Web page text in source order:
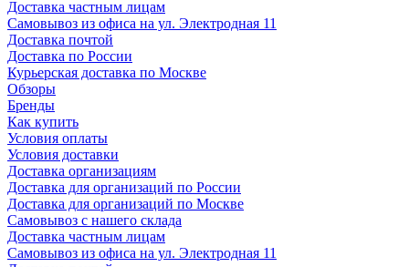
Доставка частным лицам
Самовывоз из офиса на ул. Электродная 11
Доставка почтой
Доставка по России
Курьерская доставка по Москве
Обзоры
Бренды
Как купить
Условия оплаты
Условия доставки
Доставка организациям
Доставка для организаций по России
Доставка для организаций по Москве
Самовывоз с нашего склада
Доставка частным лицам
Самовывоз из офиса на ул. Электродная 11